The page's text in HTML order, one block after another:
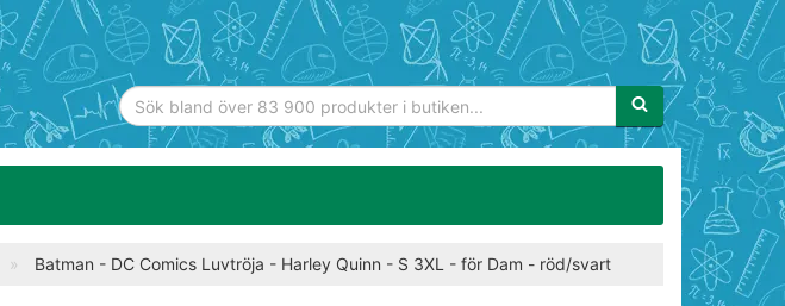
Sökfras:
Batman - DC Comics Luvtröja - Harley Quinn - S 3XL - för Dam - röd/svart